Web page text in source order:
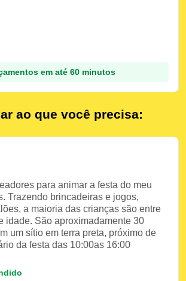
em até 60 minutos
ao que você precisa:
para animar a festa do meu
Trazendo brincadeiras e jogos,
a maioria das crianças são entre
idade. São aproximadamente 30
um sítio em terra preta, próximo de
da festa das 10:00as 16:00